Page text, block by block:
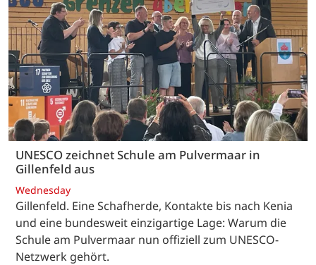
UNESCO zeichnet Schule am Pulvermaar in
Gillenfeld aus
Wednesday
Gillenfeld. Eine Schafherde, Kontakte bis nach Kenia
und eine bundesweit einzigartige Lage: Warum die
Schule am Pulvermaar nun offiziell zum UNESCO-
Netzwerk gehört.